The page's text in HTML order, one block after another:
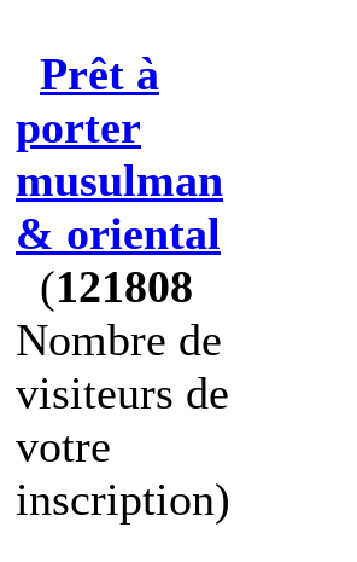
Prêt à
porter
musulman
& oriental
(121808
Nombre de
visiteurs de
votre
inscription)